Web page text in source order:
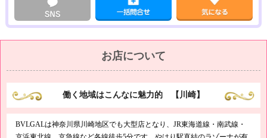
お店について
働く地域はこんなに魅力的 【川崎】
BVLGALは神奈川県川崎地区でも大型店となり、JR東海道線・南武線・